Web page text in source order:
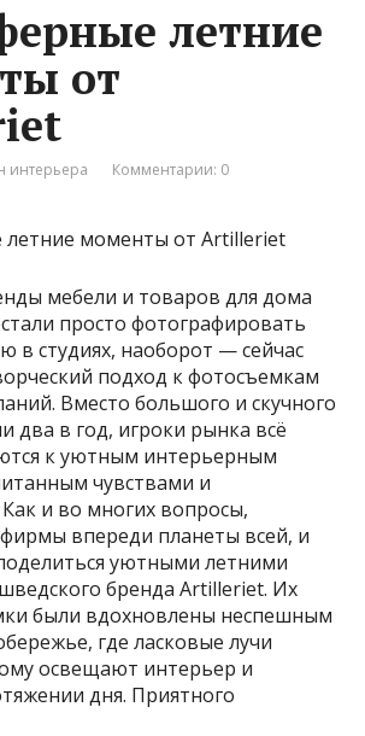
летние
от
интерьера Комментарии: 0
мебели и товаров для дома
просто фотографировать
в студиях, наоборот — сейчас
подход к фотосъемкам
Вместо большого и скучного
два в год, игроки рынка всё
к уютным интерьерным
чувствами и
и во многих вопросы,
впереди планеты всей, и
уютными летними
бренда Artilleriet. Их
были вдохновлены неспешным
где ласковые лучи
освещают интерьер и
дня. Приятного